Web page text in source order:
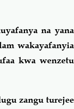
na yana
wakayafanyia
kwa wenzetu
zangu turejee